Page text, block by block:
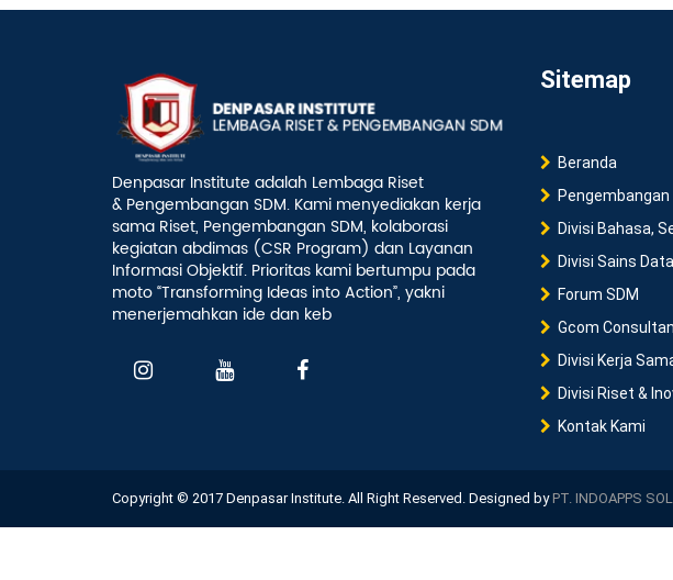
Denpasar Institute adalah Lembaga Riset
& Pengembangan SDM. Kami menyediakan kerja
sama Riset, Pengembangan SDM, kolaborasi
kegiatan abdimas (CSR Program) dan Layanan
Informasi Objektif. Prioritas kami bertumpu pada
moto “Transforming Ideas into Action”, yakni
menerjemahkan ide dan keb
Sitemap
Beranda
Pengembangan
Divisi Bahasa,
Divisi Sains
Forum SDM
Gcom
Divisi Kerja
Divisi Riset &
Kontak Kami
Copyright © 2017 Denpasar Institute. All Right Reserved. Designed byPT. INDOAPPS